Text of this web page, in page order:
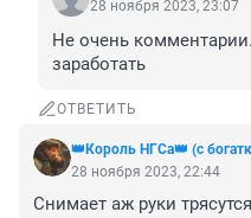
28 ноября 2023, 23:07
Не очень
заработать
ОТВЕТИТЬ
👑Король НГСа👑 (с
28 ноября 2023, 22:44
Снимает аж руки